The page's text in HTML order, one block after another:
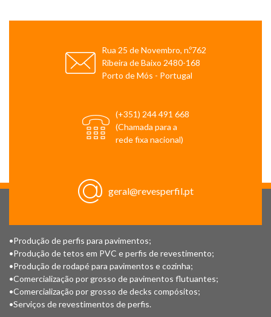
Rua 25 de Novembro, n.º762
Ribeira de Baixo 2480-168
Porto de Mós - Portugal
(+351) 244 491 668
(Chamada para a
rede fixa nacional)
geral@revesperfil.pt
•Produção de perfis para pavimentos;
•Produção de tetos em PVC e perfis de revestimento;
•Produção de rodapé para pavimentos e cozinha;
•Comercialização por grosso de pavimentos flutuantes;
•Comercialização por grosso de decks compósitos;
•Serviços de revestimentos de perfis.